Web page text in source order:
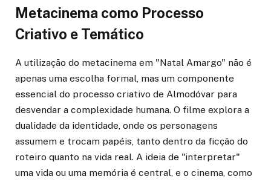
Metacinema como Processo
Criativo e Temático
A utilização do metacinema em "Natal Amargo" não é
apenas uma escolha formal, mas um componente
essencial do processo criativo de Almodóvar para
desvendar a complexidade humana. O filme explora a
dualidade da identidade, onde os personagens
assumem e trocam papéis, tanto dentro da ficção do
roteiro quanto na vida real. A ideia de "interpretar"
uma vida ou uma memória é central, e o cinema, como